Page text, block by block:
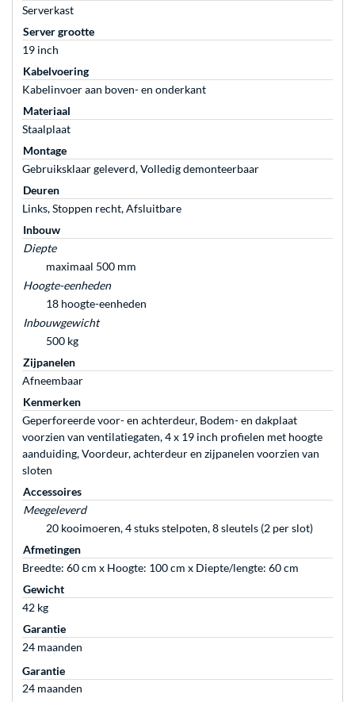
Serverkast
Server grootte
19 inch
Kabelvoering
Kabelinvoer aan boven- en onderkant
Materiaal
Staalplaat
Montage
Gebruiksklaar geleverd, Volledig demonteerbaar
Deuren
Links, Stoppen recht, Afsluitbare
Inbouw
Diepte
maximaal 500 mm
Hoogte-eenheden
18 hoogte-eenheden
Inbouwgewicht
500 kg
Zijpanelen
Afneembaar
Kenmerken
Geperforeerde voor- en achterdeur, Bodem- en dakplaat
voorzien van ventilatiegaten, 4 x 19 inch profielen met hoogte
aanduiding, Voordeur, achterdeur en zijpanelen voorzien van
sloten
Accessoires
Meegeleverd
20 kooimoeren, 4 stuks stelpoten, 8 sleutels (2 per slot)
Afmetingen
Breedte: 60 cm x Hoogte: 100 cm x Diepte/lengte: 60 cm
Gewicht
42 kg
Garantie
24 maanden
Garantie
24 maanden